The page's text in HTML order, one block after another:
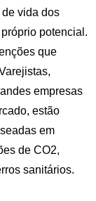
vida dos
potencial.
que
empresas
estão
em
de CO2,
sanitários.